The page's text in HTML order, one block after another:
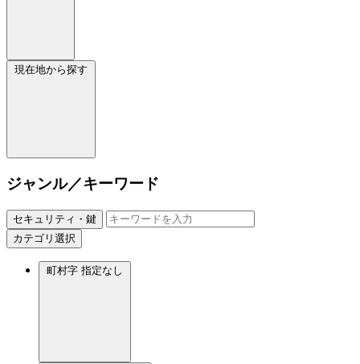
現在地から探す
ジャンル／キーワード
セキュリティ・鍵
カテゴリ選択
町村字 指定なし